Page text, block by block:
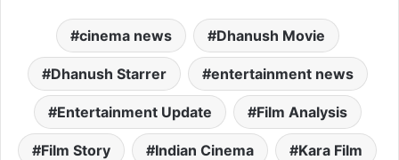
cinema news Dhanush Movie
Dhanush Starrer entertainment news
Entertainment Update Film Analysis
Film Story Indian Cinema Kara Film